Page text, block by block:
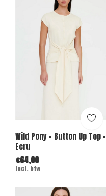
Wild Pony - Button Up Top -
Ecru
€64,00
Incl. btw